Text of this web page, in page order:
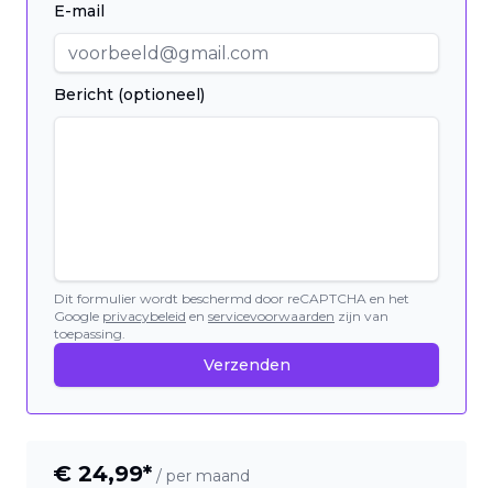
E-mail
Bericht (optioneel)
Dit formulier wordt beschermd door reCAPTCHA en het
Google privacybeleid en servicevoorwaarden zijn van
toepassing.
Verzenden
€ 24,99* / per maand